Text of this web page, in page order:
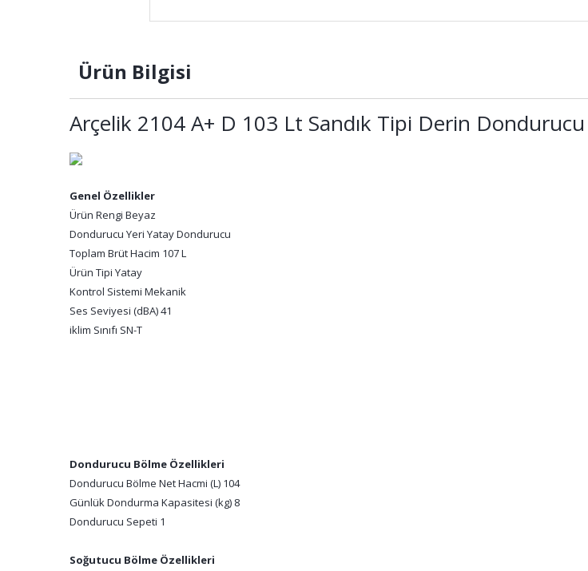
Ürün Bilgisi
Arçelik 2104 A+ D 103 Lt Sandık Tipi Derin Dondurucu
Genel Özellikler
Ürün Rengi Beyaz
Dondurucu Yeri Yatay Dondurucu
Toplam Brüt Hacim 107 L
Ürün Tipi Yatay
Kontrol Sistemi Mekanik
Ses Seviyesi (dBA) 41
iklim Sınıfı SN-T
Dondurucu Bölme Özellikleri
Dondurucu Bölme Net Hacmi (L) 104
Günlük Dondurma Kapasitesi (kg) 8
Dondurucu Sepeti 1
Soğutucu Bölme Özellikleri